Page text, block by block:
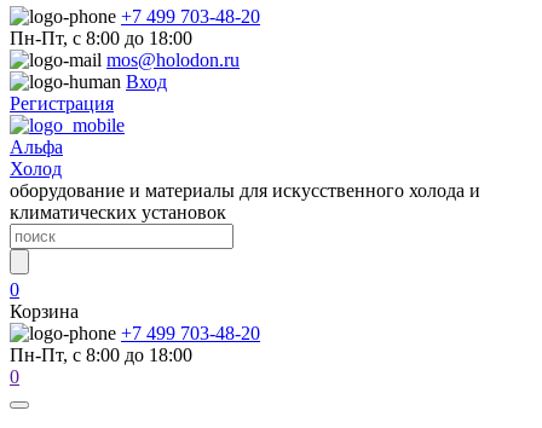
+7 499 703-48-20
Пн-Пт, с 8:00 до 18:00
mos@holodon.ru
Вход
Регистрация
Альфа
Холод
оборудование и материалы для искусственного холода и
климатических установок
0
Корзина
+7 499 703-48-20
Пн-Пт, с 8:00 до 18:00
0